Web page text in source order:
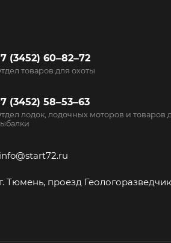
(3452) 60‒82‒72
товаров для охоты
(3452) 58‒53‒63
лодок, лодочных моторов и товаров
info@start72.ru
г. Тюмень, проезд